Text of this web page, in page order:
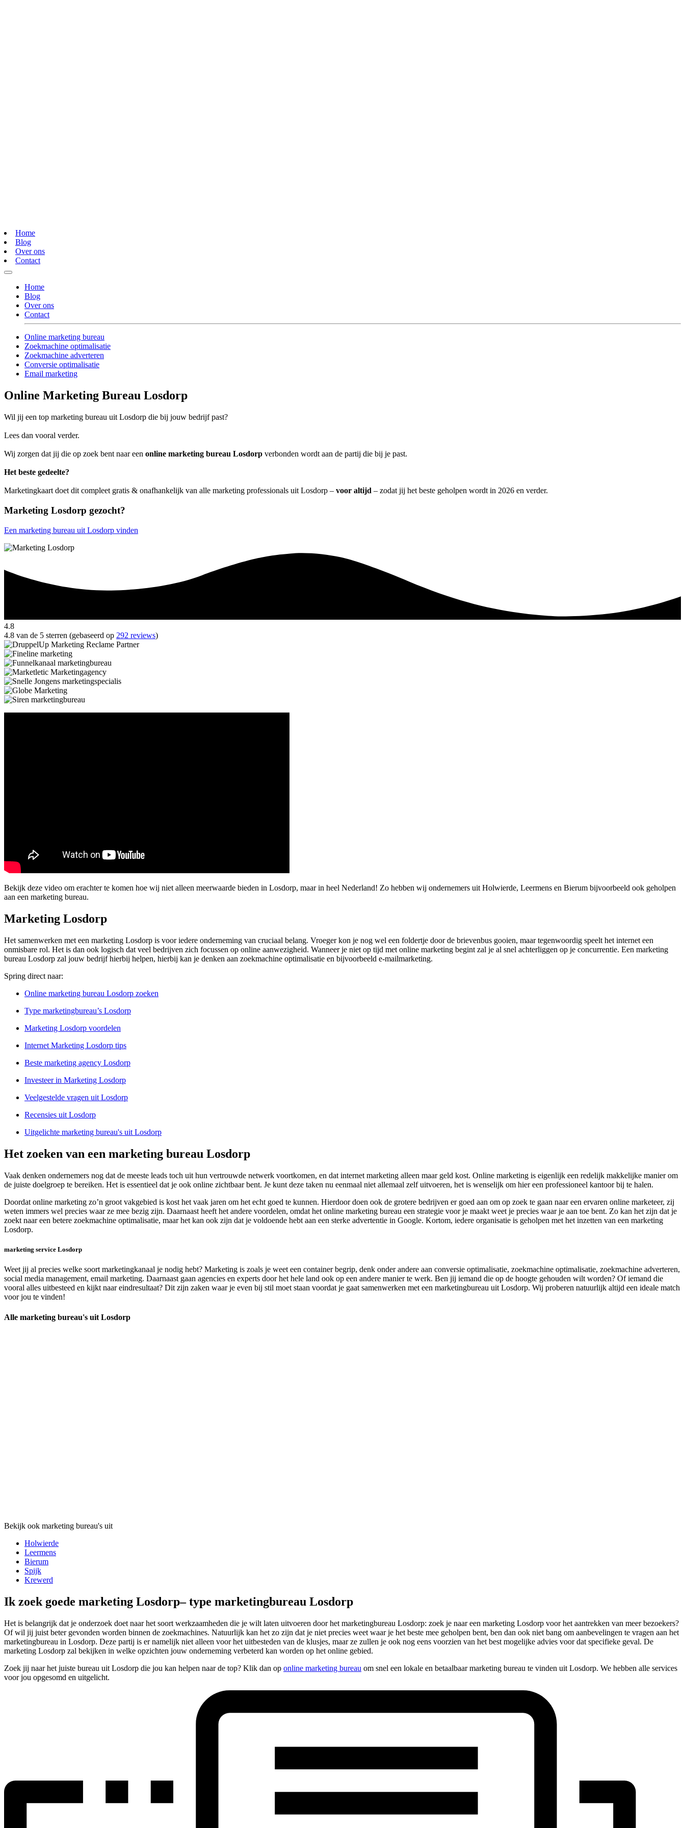
Home
Blog
Over ons
Contact
Home
Blog
Over ons
Contact
Online marketing bureau
Zoekmachine optimalisatie
Zoekmachine adverteren
Conversie optimalisatie
Email marketing
Online Marketing Bureau Losdorp
Wil jij een top marketing bureau uit Losdorp die bij jouw bedrijf past?
Lees dan vooral verder.
Wij zorgen dat jij die op zoek bent naar een online marketing bureau Losdorp verbonden wordt aan de partij die bij je past.
Het beste gedeelte?
Marketingkaart doet dit compleet gratis & onafhankelijk van alle marketing professionals uit Losdorp – voor altijd – zodat jij het beste geholpen wordt in 2026 en verder.
Marketing Losdorp gezocht?
Een marketing bureau uit Losdorp vinden
4.8
4.8 van de 5 sterren (gebaseerd op 292 reviews)
Bekijk deze video om erachter te komen hoe wij niet alleen meerwaarde bieden in Losdorp, maar in heel Nederland! Zo hebben wij ondernemers uit Holwierde, Leermens en Bierum bijvoorbeeld ook geholpen
aan een marketing bureau.
Marketing Losdorp
Het samenwerken met een marketing Losdorp is voor iedere onderneming van cruciaal belang. Vroeger kon je nog wel een foldertje door de brievenbus gooien, maar tegenwoordig speelt het internet een
onmisbare rol. Het is dan ook logisch dat veel bedrijven zich focussen op online aanwezigheid. Wanneer je niet op tijd met online marketing begint zal je al snel achterliggen op je concurrentie. Een marketing
bureau Losdorp zal jouw bedrijf hierbij helpen, hierbij kan je denken aan zoekmachine optimalisatie en bijvoorbeeld e-mailmarketing.
Spring direct naar:
Online marketing bureau Losdorp zoeken
Type marketingbureau’s Losdorp
Marketing Losdorp voordelen
Internet Marketing Losdorp tips
Beste marketing agency Losdorp
Investeer in Marketing Losdorp
Veelgestelde vragen uit Losdorp
Recensies uit Losdorp
Uitgelichte marketing bureau's uit Losdorp
Het zoeken van een marketing bureau Losdorp
Vaak denken ondernemers nog dat de meeste leads toch uit hun vertrouwde netwerk voortkomen, en dat internet marketing alleen maar geld kost. Online marketing is eigenlijk een redelijk makkelijke manier om
de juiste doelgroep te bereiken. Het is essentieel dat je ook online zichtbaar bent. Je kunt deze taken nu eenmaal niet allemaal zelf uitvoeren, het is wenselijk om hier een professioneel kantoor bij te halen.
Doordat online marketing zo’n groot vakgebied is kost het vaak jaren om het echt goed te kunnen. Hierdoor doen ook de grotere bedrijven er goed aan om op zoek te gaan naar een ervaren online marketeer, zij
weten immers wel precies waar ze mee bezig zijn. Daarnaast heeft het andere voordelen, omdat het online marketing bureau een strategie voor je maakt weet je precies waar je aan toe bent. Zo kan het zijn dat je
zoekt naar een betere zoekmachine optimalisatie, maar het kan ook zijn dat je voldoende hebt aan een sterke advertentie in Google. Kortom, iedere organisatie is geholpen met het inzetten van een marketing
Losdorp.
marketing service Losdorp
Weet jij al precies welke soort marketingkanaal je nodig hebt? Marketing is zoals je weet een container begrip, denk onder andere aan conversie optimalisatie, zoekmachine optimalisatie, zoekmachine adverteren,
social media management, email marketing. Daarnaast gaan agencies en experts door het hele land ook op een andere manier te werk. Ben jij iemand die op de hoogte gehouden wilt worden? Of iemand die
vooral alles uitbesteed en kijkt naar eindresultaat? Dit zijn zaken waar je even bij stil moet staan voordat je gaat samenwerken met een marketingbureau uit Losdorp. Wij proberen natuurlijk altijd een ideale match
voor jou te vinden!
Alle marketing bureau's uit Losdorp
Bekijk ook marketing bureau's uit
Holwierde
Leermens
Bierum
Spijk
Krewerd
Ik zoek goede marketing Losdorp– type marketingbureau Losdorp
Het is belangrijk dat je onderzoek doet naar het soort werkzaamheden die je wilt laten uitvoeren door het marketingbureau Losdorp: zoek je naar een marketing Losdorp voor het aantrekken van meer bezoekers?
Of wil jij juist beter gevonden worden binnen de zoekmachines. Natuurlijk kan het zo zijn dat je niet precies weet waar je het beste mee geholpen bent, ben dan ook niet bang om aanbevelingen te vragen aan het
marketingbureau in Losdorp. Deze partij is er namelijk niet alleen voor het uitbesteden van de klusjes, maar ze zullen je ook nog eens voorzien van het best mogelijke advies voor dat specifieke geval. De
marketing Losdorp zal bekijken in welke opzichten jouw onderneming verbeterd kan worden op het online gebied.
Zoek jij naar het juiste bureau uit Losdorp die jou kan helpen naar de top? Klik dan op online marketing bureau om snel een lokale en betaalbaar marketing bureau te vinden uit Losdorp. We hebben alle services
voor jou opgesomd en uitgelicht.